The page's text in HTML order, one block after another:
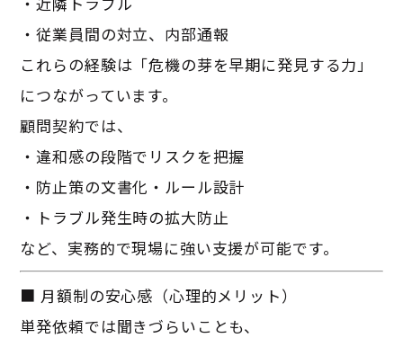
・従業員間の対立、内部通報
これらの経験は「危機の芽を早期に発見する力」
につながっています。
顧問契約では、
・違和感の段階でリスクを把握
・防止策の文書化・ルール設計
・トラブル発生時の拡大防止
など、実務的で現場に強い支援が可能です。
■ 月額制の安心感（心理的メリット）
単発依頼では聞きづらいことも、